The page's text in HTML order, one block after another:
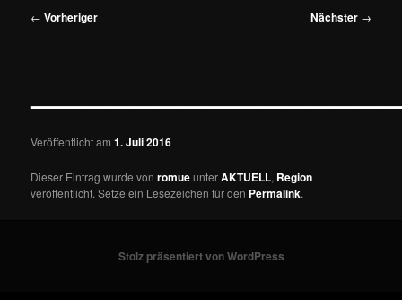
Beitragsnavigation
← Vorheriger Nächster →
Veröffentlicht am1. Juli 2016
Dieser Eintrag wurde vonromueunterAKTUELL, Region
veröffentlicht. Setze ein Lesezeichen für den Permalink.
Stolz präsentiert von WordPress